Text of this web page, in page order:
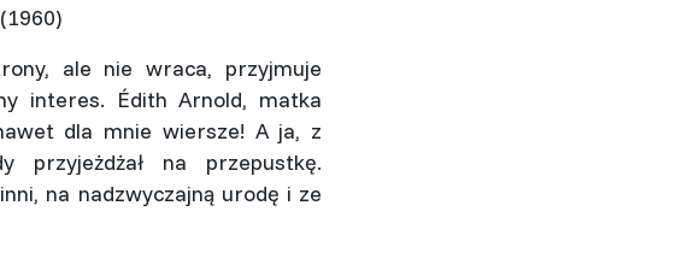
ale nie wraca, przyjmuje
interes. Édith Arnold, matka
dla mnie wiersze! A ja, z
przyjeżdżał na przepustkę.
na nadzwyczajną urodę i ze